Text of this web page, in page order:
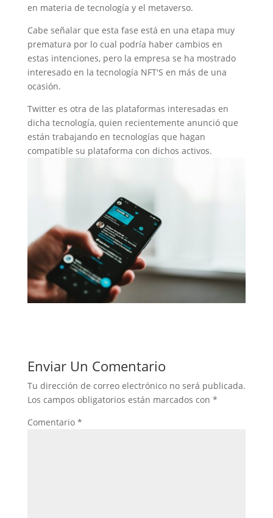
en materia de tecnología y el metaverso.
Cabe señalar que esta fase está en una etapa muy
prematura por lo cual podría haber cambios en
estas intenciones, pero la empresa se ha mostrado
interesado en la tecnología NFT'S en más de una
ocasión.
Twitter es otra de las plataformas interesadas en
dicha tecnología, quien recientemente anunció que
están trabajando en tecnologías que hagan
compatible su plataforma con dichos activos.
Enviar Un Comentario
Tu dirección de correo electrónico no será publicada.
Los campos obligatorios están marcados con *
Comentario *